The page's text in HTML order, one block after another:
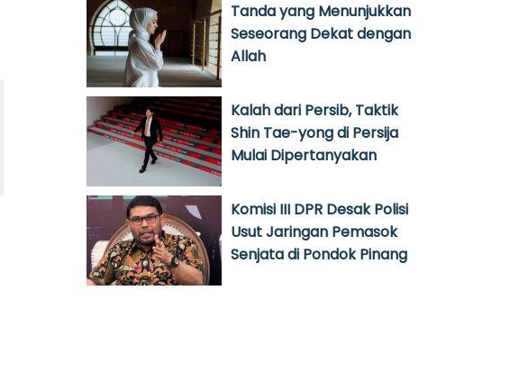
Tanda yang Menunjukkan
Seseorang Dekat dengan
Allah
Kalah dari Persib, Taktik
Shin Tae-yong di Persija
Mulai Dipertanyakan
Komisi III DPR Desak Polisi
Usut Jaringan Pemasok
Senjata di Pondok Pinang